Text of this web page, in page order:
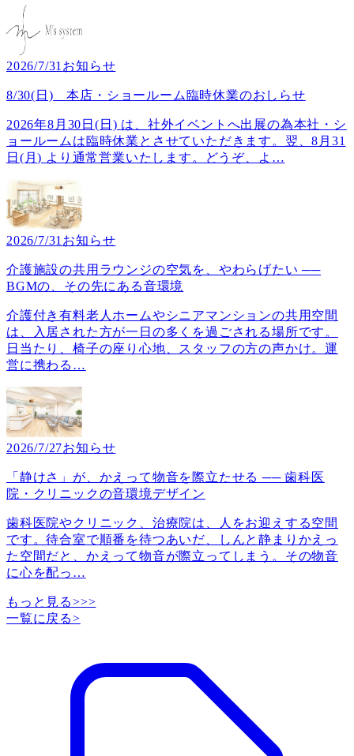
2026/7/31 お知らせ
8/30(日) 本店・ショールーム臨時休業のおしらせ
2026年8月30日(日) は、社外イベントへ出展の為本社・シ
ョールームは臨時休業とさせていただきます。翌、8月31
日(月) より通常営業いたします。どうぞ、よ …
2026/7/31 お知らせ
介護施設の共用ラウンジの空気を、やわらげたい ──
BGMの、その先にある音環境
介護付き有料老人ホームやシニアマンションの共用空間
は、入居された方が一日の多くを過ごされる場所です。
日当たり、椅子の座り心地、スタッフの方の声かけ。運
営に携わる …
2026/7/27お知らせ
「静けさ」が、かえって物音を際立たせる ── 歯科医
院・クリニックの音環境デザイン
歯科医院やクリニック、治療院は、人をお迎えする空間
です。待合室で順番を待つあいだ、しんと静まりかえっ
た空間だと、かえって物音が際立ってしまう。その物音
に心を配っ …
もっと見る>>>
一覧に戻る>